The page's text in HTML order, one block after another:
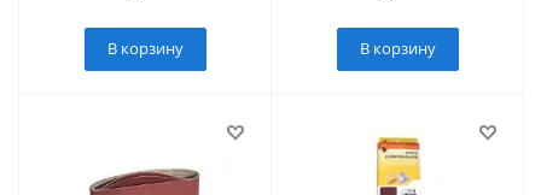
В корзину В корзину